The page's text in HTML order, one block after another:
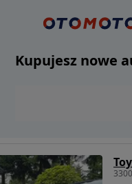
Kupujesz nowe